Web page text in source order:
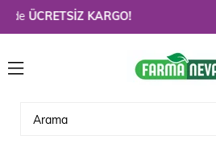
ÜCRETSİZ KARGO!